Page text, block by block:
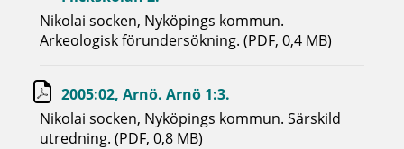
Nikolai socken, Nyköpings kommun.
Arkeologisk förundersökning. (PDF, 0,4 MB)
2005:02, Arnö. Arnö 1:3.
Nikolai socken, Nyköpings kommun. Särskild
utredning. (PDF, 0,8 MB)